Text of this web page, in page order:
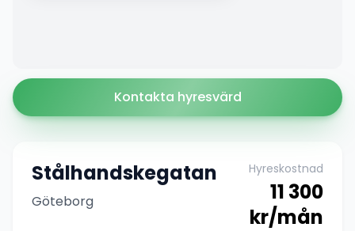
Kontakta hyresvärd
Stålhandskegatan
Göteborg
Hyreskostnad
11 300
kr/mån